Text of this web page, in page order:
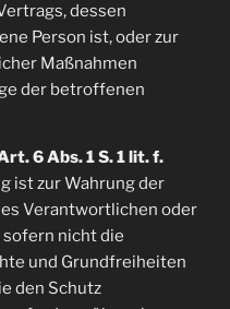
dessen
Person ist, oder zur
Maßnahmen
der betroffenen
6 Abs. 1 S. 1 lit. f.
ist zur Wahrung der
Verantwortlichen oder
nicht die
und Grundfreiheiten
den Schutz